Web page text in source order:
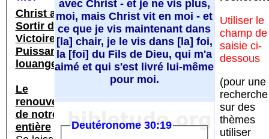
avec Christ - et je ne vis plus,
moi, mais Christ vit en moi - et
ce que je vis maintenant dans
[la] chair, je le vis dans [la] foi,
la [foi] du Fils de Dieu, qui m'a
aimé et qui s'est livré lui-même
pour moi.